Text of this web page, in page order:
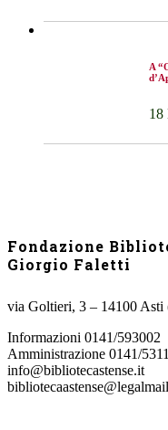
A
18
Fondazione
Giorgio Faletti
via Goltieri, 3 – 14100 Asti
Informazioni 0141/593002
Amministrazione 0141/
info@bibliotecastense.it